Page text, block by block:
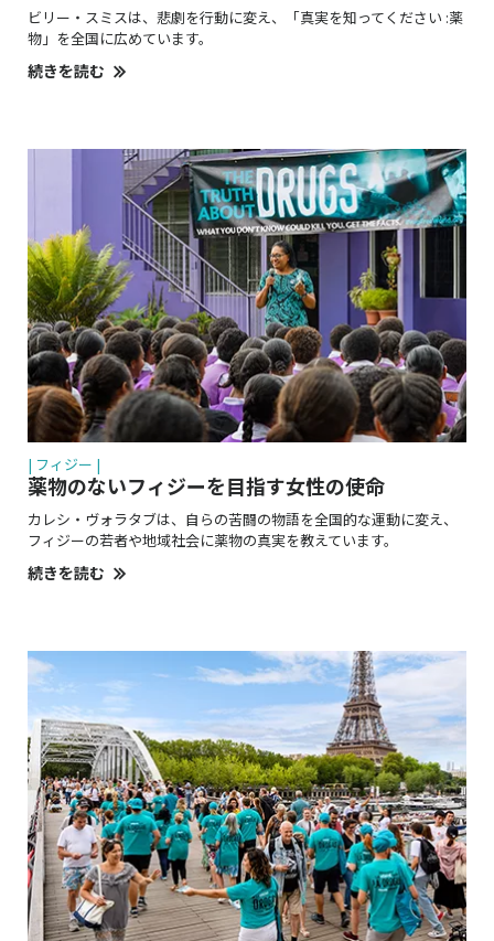
ビリー・スミスは、悲劇を行動に変え、「真実を知ってください :薬
物」を全国に広めています。
続きを読む
| フィジー |
薬物のないフィジーを目指す女性の使命
カレシ・ヴォラタブは、自らの苦闘の物語を全国的な運動に変え、
フィジーの若者や地域社会に薬物の真実を教えています。
続きを読む